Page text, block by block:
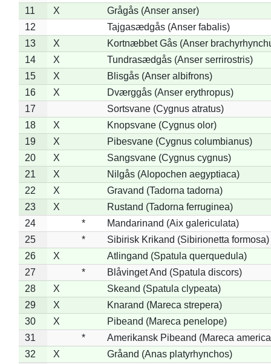
11
X
Grågås (Anser anser)
12
Tajgasædgås (Anser fabalis)
13
X
Kortnæbbet Gås (Anser
14
X
Tundrasædgås (Anser serrirostris)
15
X
Blisgås (Anser albifrons)
16
X
Dværggås (Anser erythropus)
17
Sortsvane (Cygnus atratus)
18
X
Knopsvane (Cygnus olor)
19
X
Pibesvane (Cygnus columbianus)
20
X
Sangsvane (Cygnus cygnus)
21
X
Nilgås (Alopochen aegyptiaca)
22
X
Gravand (Tadorna tadorna)
23
X
Rustand (Tadorna ferruginea)
24
*
Mandarinand (Aix galericulata)
25
*
Sibirisk Krikand (Sibirionetta formosa)
26
X
Atlingand (Spatula querquedula)
27
*
Blåvinget And (Spatula discors)
28
X
Skeand (Spatula clypeata)
29
X
Knarand (Mareca strepera)
30
X
Pibeand (Mareca penelope)
31
*
Amerikansk Pibeand (Mareca
32
X
Gråand (Anas platyrhynchos)